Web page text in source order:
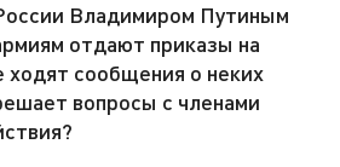
Владимиром Путиным
отдают приказы на
ходят сообщения о неких
вопросы с членами